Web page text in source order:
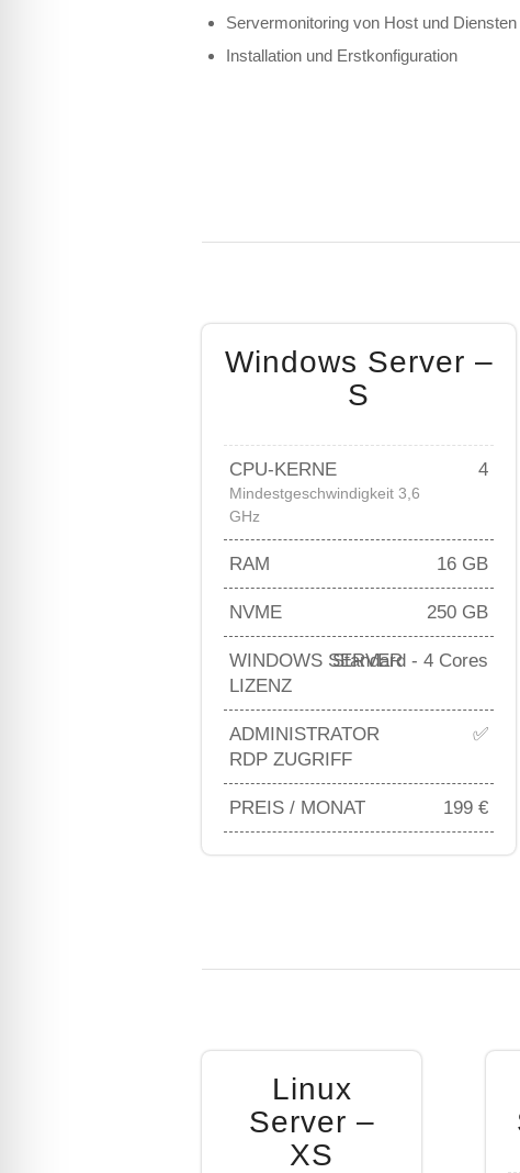
Servermonitoring von Host und Diensten
Installation und Erstkonfiguration
Windows Server –
S
CPU-KERNE 4
Mindestgeschwindigkeit 3,6
GHz
RAM 16 GB
NVME 250 GB
WINDOWS SERVER
LIZENZ
Standard - 4 Cores
ADMINISTRATOR
RDP ZUGRIFF
✅
PREIS / MONAT 199 €
Linux
Server –
XS